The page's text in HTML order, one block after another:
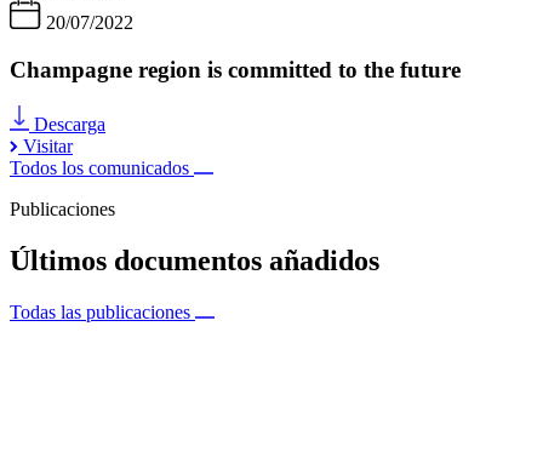
20/07/2022
Champagne region is committed to the future
Descarga
Visitar
Todos los comunicados
Publicaciones
Últimos documentos añadidos
Todas las publicaciones